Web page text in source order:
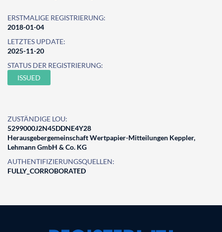
ERSTMALIGE REGISTRIERUNG:
2018-01-04
LETZTES UPDATE:
2025-11-20
STATUS DER REGISTRIERUNG:
ISSUED
ZUSTÄNDIGE LOU:
5299000J2N45DDNE4Y28
Herausgebergemeinschaft Wertpapier-Mitteilungen Keppler,
Lehmann GmbH & Co. KG
AUTHENTIFIZIERUNGSQUELLEN:
FULLY_CORROBORATED